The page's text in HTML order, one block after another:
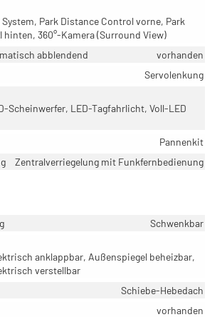
Park Distance Control vorne, Park
hinten, 360°-Kamera (Surround View)
abblendend
vorhanden
Servolenkung
Scheinwerfer, LED-Tagfahrlicht, Voll-LED
Pannenkit
Zentralverriegelung mit Funkfernbedienung
Schwenkbar
anklappbar, Außenspiegel beheizbar,
verstellbar
Schiebe-Hebedach
vorhanden